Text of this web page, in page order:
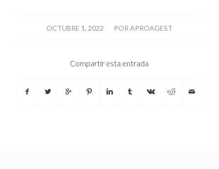
OCTUBRE 1, 2022
/ POR APROAGEST
Compartir esta entrada